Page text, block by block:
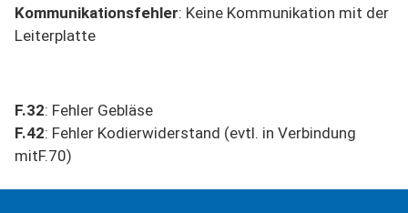
Kommunikationsfehler: Keine Kommunikation mit der
Leiterplatte
F.32: Fehler Gebläse
F.42: Fehler Kodierwiderstand (evtl. in Verbindung
mitF.70)